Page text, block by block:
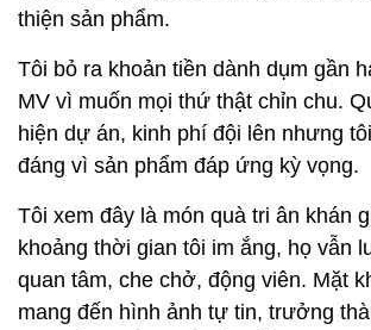
thiện sản phẩm.
Tôi bỏ ra khoản tiền dành dụm gần
MV vì muốn mọi thứ thật chỉn chu.
hiện dự án, kinh phí đội lên nhưng
đáng vì sản phẩm đáp ứng kỳ vọng.
Tôi xem đây là món quà tri ân khán
khoảng thời gian tôi im ắng, họ vẫn
quan tâm, che chở, động viên. Mặt
mang đến hình ảnh tự tin, trưởng